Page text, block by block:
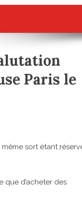
Paris le
sort étant
que d’acheter des